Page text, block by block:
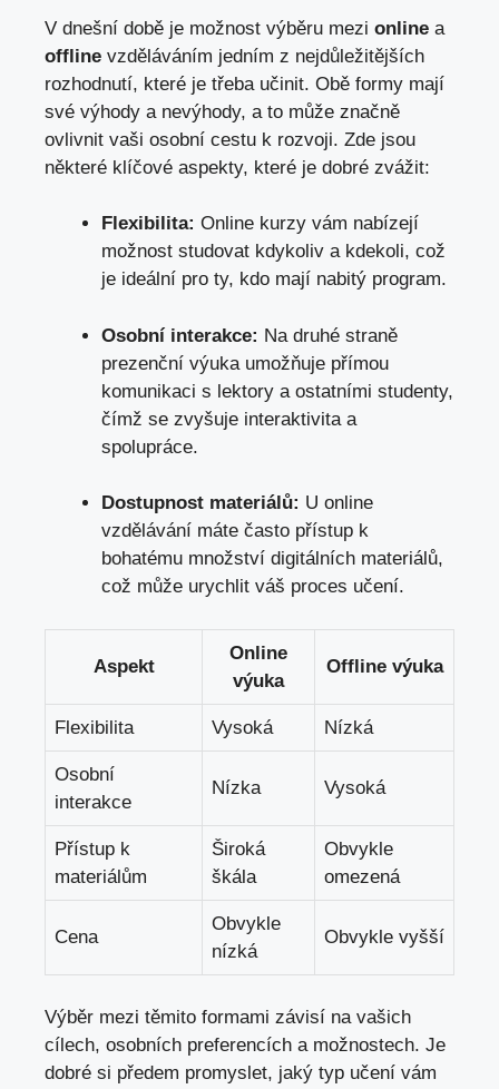
V dnešní době je možnost výběru mezi online a
offline vzděláváním jedním z nejdůležitějších
rozhodnutí, které je třeba učinit. Obě formy mají
své výhody a nevýhody, a to může značně
ovlivnit vaši osobní cestu k rozvoji. Zde jsou
některé klíčové aspekty, které je dobré zvážit:
Flexibilita: Online kurzy vám nabízejí
možnost studovat kdykoliv a kdekoli, což
je ideální pro ty, kdo mají nabitý program.
Osobní interakce: Na druhé straně
prezenční výuka umožňuje přímou
komunikaci s lektory a ostatními studenty,
čímž se zvyšuje interaktivita a
spolupráce.
Dostupnost materiálů: U online
vzdělávání máte často přístup k
bohatému množství digitálních materiálů,
což může urychlit váš proces učení.
Aspekt
Online
výuka
Offline výuka
Flexibilita Vysoká Nízká
Osobní
interakce
Nízka Vysoká
Přístup k
materiálům
Široká
škála
Obvykle
omezená
Cena
Obvykle
nízká
Obvykle vyšší
Výběr mezi těmito formami závisí na vašich
cílech, osobních preferencích a možnostech. Je
dobré si předem promyslet, jaký typ učení vám